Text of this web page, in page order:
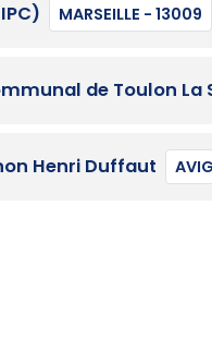
MARSEILLE - 13009
de Toulon
Henri Duffaut